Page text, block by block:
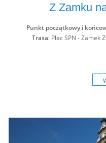
Z Zamku
Punkt początkowy i
Trasa: Plac SPN - Zamek